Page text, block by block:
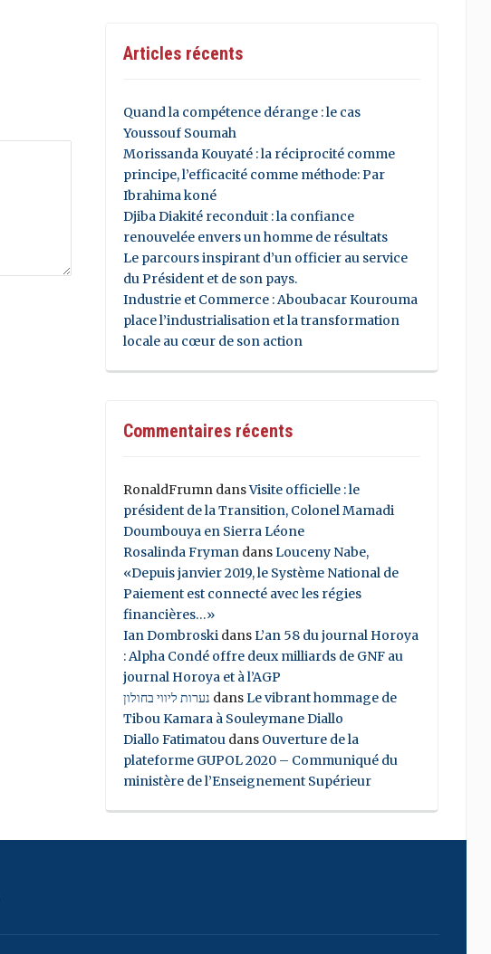
Articles récents
Quand la compétence dérange : le cas
Youssouf Soumah
Morissanda Kouyaté : la réciprocité comme
principe, l’efficacité comme méthode: Par
Ibrahima koné
Djiba Diakité reconduit : la confiance
renouvelée envers un homme de résultats
Le parcours inspirant d’un officier au service
du Président et de son pays.
Industrie et Commerce : Aboubacar Kourouma
place l’industrialisation et la transformation
locale au cœur de son action
Commentaires récents
RonaldFrumndansVisite officielle : le
président de la Transition, Colonel Mamadi
Doumbouya en Sierra Léone
Rosalinda FrymandansLouceny Nabe,
«Depuis janvier 2019, le Système National de
Paiement est connecté avec les régies
financières…»
Ian DombroskidansL’an 58 du journal Horoya
: Alpha Condé offre deux milliards de GNF au
journal Horoya et à l’AGP
נערות ליווי בחולון dansLe vibrant hommage de
Tibou Kamara à Souleymane Diallo
Diallo Fatimatoudans Ouverture de la
plateforme GUPOL 2020 – Communiqué du
ministère de l’Enseignement Supérieur